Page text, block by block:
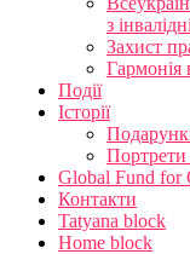
з
Захист
Гармонія
Події
Історії
Global Fund for
Контакти
Tatyana block
Home block